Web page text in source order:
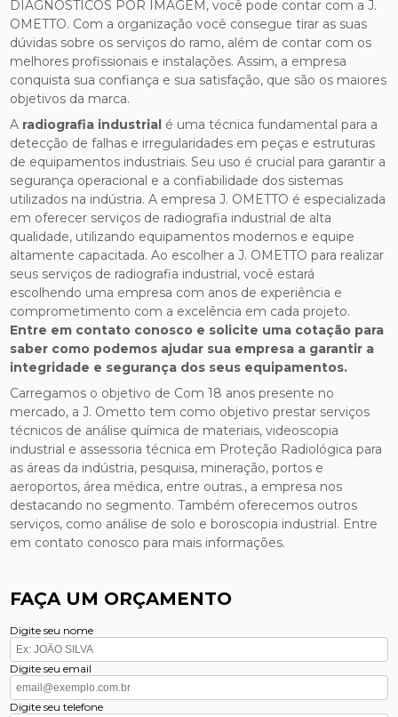
DIAGNOSTICOS POR IMAGEM, você pode contar com a J.
OMETTO. Com a organização você consegue tirar as suas
dúvidas sobre os serviços do ramo, além de contar com os
melhores profissionais e instalações. Assim, a empresa
conquista sua confiança e sua satisfação, que são os maiores
objetivos da marca.
A radiografia industrial é uma técnica fundamental para a
detecção de falhas e irregularidades em peças e estruturas
de equipamentos industriais. Seu uso é crucial para garantir a
segurança operacional e a confiabilidade dos sistemas
utilizados na indústria. A empresa J. OMETTO é especializada
em oferecer serviços de radiografia industrial de alta
qualidade, utilizando equipamentos modernos e equipe
altamente capacitada. Ao escolher a J. OMETTO para realizar
seus serviços de radiografia industrial, você estará
escolhendo uma empresa com anos de experiência e
comprometimento com a excelência em cada projeto.
Entre em contato conosco e solicite uma cotação para
saber como podemos ajudar sua empresa a garantir a
integridade e segurança dos seus equipamentos.
Carregamos o objetivo de Com 18 anos presente no
mercado, a J. Ometto tem como objetivo prestar serviços
técnicos de análise química de materiais, videoscopia
industrial e assessoria técnica em Proteção Radiológica para
as áreas da indústria, pesquisa, mineração, portos e
aeroportos, área médica, entre outras., a empresa nos
destacando no segmento. Também oferecemos outros
serviços, como análise de solo e boroscopia industrial. Entre
em contato conosco para mais informações.
FAÇA UM ORÇAMENTO
Digite seu nome
Digite seu email
Digite seu telefone